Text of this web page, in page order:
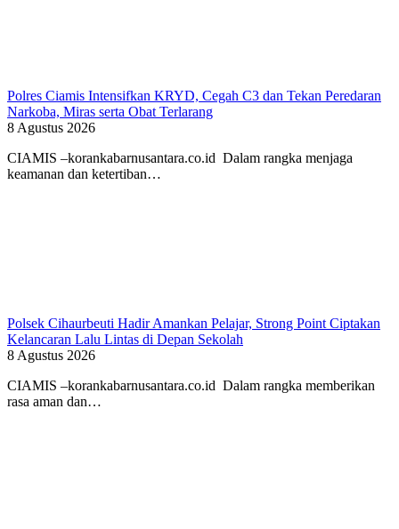
Polres Ciamis Intensifkan KRYD, Cegah C3 dan Tekan Peredaran
Narkoba, Miras serta Obat Terlarang
8 Agustus 2026
CIAMIS –korankabarnusantara.co.id Dalam rangka menjaga
keamanan dan ketertiban…
Polsek Cihaurbeuti Hadir Amankan Pelajar, Strong Point Ciptakan
Kelancaran Lalu Lintas di Depan Sekolah
8 Agustus 2026
CIAMIS –korankabarnusantara.co.id Dalam rangka memberikan
rasa aman dan…